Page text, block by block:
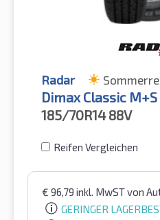
Radar
Dimax Classic M+S
185/70R14 88V
Reifen Vergleichen
€ 96,79 inkl. MwSTvon
GERINGER